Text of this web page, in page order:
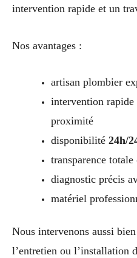
intervention rapide et un
Nos avantages :
artisan plombier
intervention
proximité
disponibilité 24h/
transparence
diagnostic précis
matériel
Nous intervenons aussi
l’entretien ou l’installation